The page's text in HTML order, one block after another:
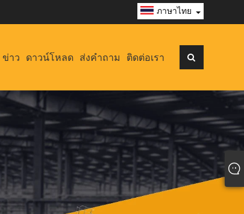
ภาษาไทย
ข่าว ดาวน์โหลด ส่งคำถาม ติดต่อเรา